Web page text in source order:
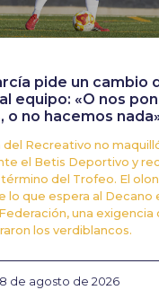
pide un cambio
equipo: «O nos
o no hacemos
del Recreativo no
el Betis Deportivo y
del Trofeo. El
lo que espera al Decano
una exigencia
los verdiblancos.
8 de agosto de 2026